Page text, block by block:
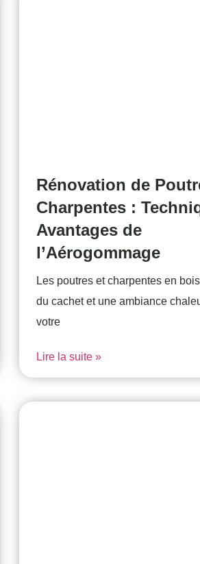
Rénovation de
Charpentes :
Avantages de
l’Aérogommage
Les poutres et charpentes en
du cachet et une ambiance
votre
Lire la suite »